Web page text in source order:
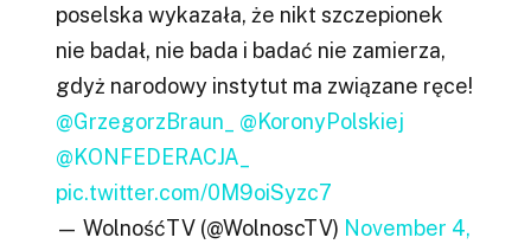
poselska wykazała, że nikt szczepionek
nie badał, nie bada i badać nie zamierza,
gdyż narodowy instytut ma związane ręce!
@GrzegorzBraun_
@KoronyPolskiej
@KONFEDERACJA_
pic.twitter.com/0M9oiSyzc7
— WolnośćTV (@WolnoscTV) November 4,